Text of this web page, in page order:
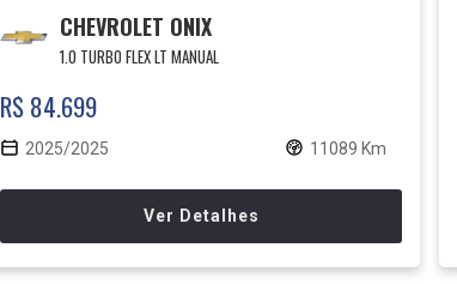
CHEVROLET ONIX
1.0 TURBO FLEX LT MANUAL
R$ 84.699
2025/2025 11089 Km
Ver Detalhes